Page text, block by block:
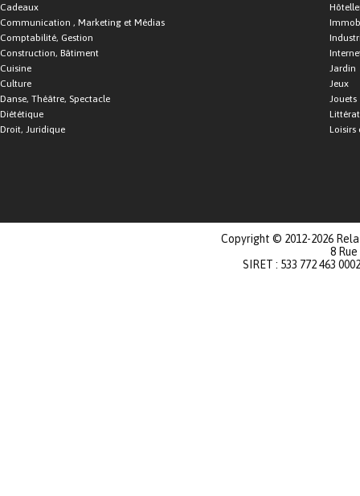
Cadeaux
Communication , Marketing et Médias
Comptabilité, Gestion
Construction, Bâtiment
Cuisine
Culture
Danse, Théâtre, Spectacle
Diététique
Droit, Juridique
Jardin
Jeux
Jouets
Loisirs
Copyright © 2012-2026
8
SIRET : 533 772 463